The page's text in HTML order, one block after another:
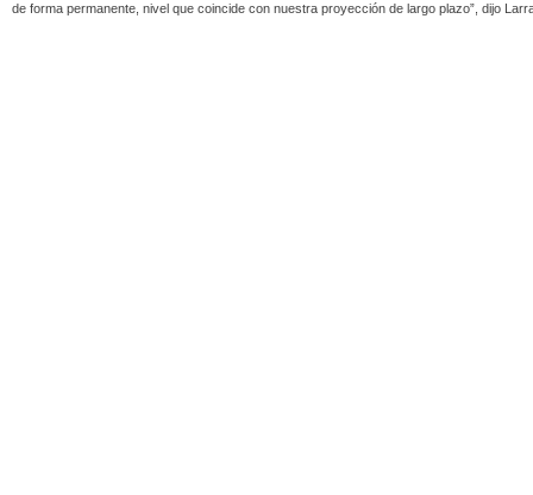
de forma permanente, nivel que coincide con nuestra proyección de largo plazo”, dijo